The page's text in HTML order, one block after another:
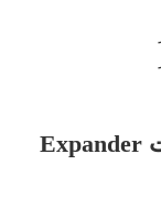
لاینر کیسه خواب سی تو سامیت Expander